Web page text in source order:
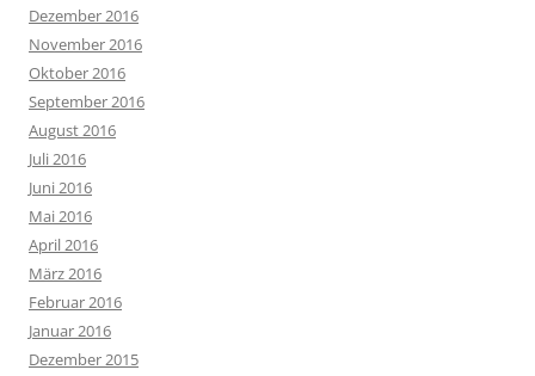
Dezember 2016
November 2016
Oktober 2016
September 2016
August 2016
Juli 2016
Juni 2016
Mai 2016
April 2016
März 2016
Februar 2016
Januar 2016
Dezember 2015